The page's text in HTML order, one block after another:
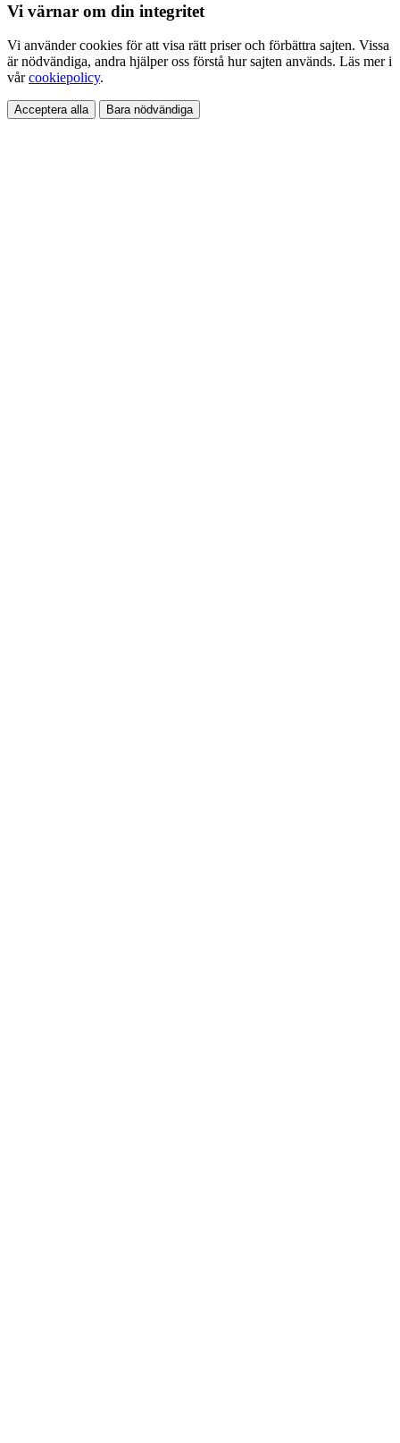
Vi värnar om din integritet
Vi använder cookies för att visa rätt priser och förbättra sajten. Vissa
är nödvändiga, andra hjälper oss förstå hur sajten används. Läs mer i
vårcookiepolicy.
Acceptera alla Bara nödvändiga